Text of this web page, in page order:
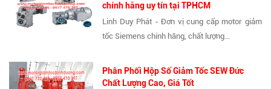
chính hãng uy tín tại TPHCM
Linh Duy Phát - Đơn vị cung cấp motor giảm
tốc Siemens chính hãng, chất lượng...
Phân Phối Hộp Số Giảm Tốc SEW Đức
Chất Lượng Cao, Giá Tốt